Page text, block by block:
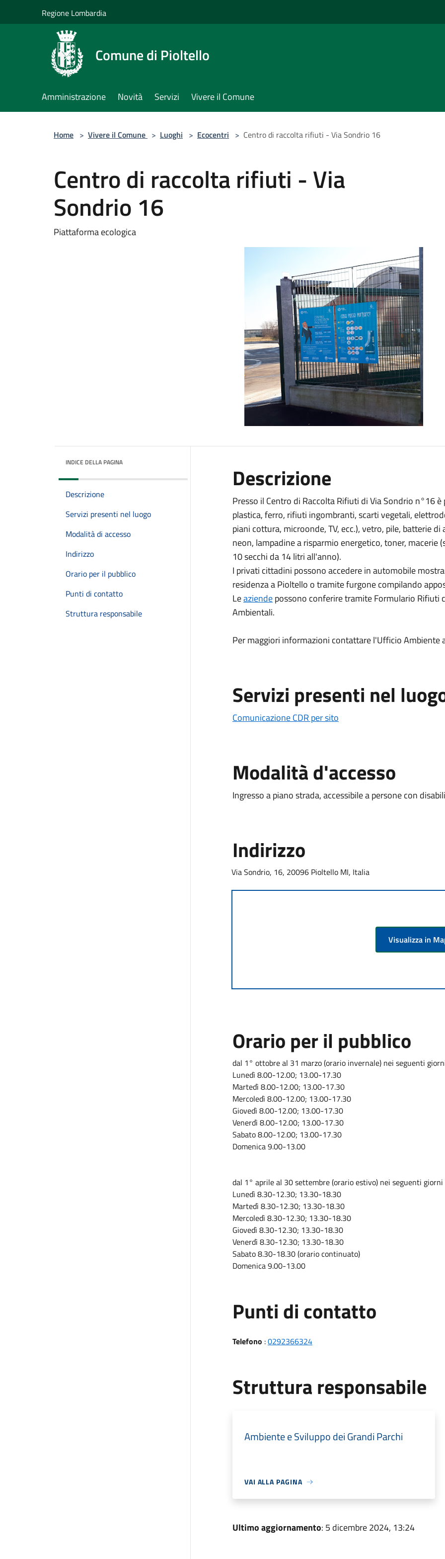
Regione Lombardia
Comune di Pioltello
Amministrazione Novità Servizi Vivere il Comune
Home > Vivere il Comune > Luoghi > Ecocentri > Centro di raccolta rifiuti - Via Sondrio 16
Centro di raccolta rifiuti - Via
Sondrio 16
Piattaforma ecologica
INDICE DELLA PAGINA
Descrizione
Servizi presenti nel luogo
Modalità di accesso
Indirizzo
Orario per il pubblico
Punti di contatto
Struttura responsabile
Descrizione
Presso il Centro di Raccolta Rifiuti di Via Sondrio n°16
plastica, ferro, rifiuti ingombranti, scarti vegetali,
piani cottura, microonde, TV, ecc.), vetro, pile, batterie
neon, lampadine a risparmio energetico, toner, macerie
10 secchi da 14 litri all'anno).
I privati cittadini possono accedere in automobile
residenza a Pioltello o tramite furgone compilando
Leaziendepossono conferire tramite Formulario Rifiuti
Ambientali.
Per maggiori informazioni contattare l'Ufficio Ambiente
Servizi presenti nel
Comunicazione CDR per sito
Modalità d'accesso
Ingresso a piano strada, accessibile a persone con
Indirizzo
Via Sondrio, 16, 20096 Pioltello MI, Italia
Visualizza in
Orario per il pubblico
dal 1° ottobre al 31 marzo (orario invernale) nei seguenti
Lunedì 8.00-12.00; 13.00-17.30
Martedì 8.00-12.00; 13.00-17.30
Mercoledì 8.00-12.00; 13.00-17.30
Giovedì 8.00-12.00; 13.00-17.30
Venerdì 8.00-12.00; 13.00-17.30
Sabato 8.00-12.00; 13.00-17.30
Domenica 9.00-13.00
dal 1° aprile al 30 settembre (orario estivo) nei seguenti giorni
Lunedì 8.30-12.30; 13.30-18.30
Martedì 8.30-12.30; 13.30-18.30
Mercoledì 8.30-12.30; 13.30-18.30
Giovedì 8.30-12.30; 13.30-18.30
Venerdì 8.30-12.30; 13.30-18.30
Sabato 8.30-18.30 (orario continuato)
Domenica 9.00-13.00
Punti di contatto
Telefono :0292366324
Struttura responsabile
Ambiente e Sviluppo dei Grandi Parchi
VAI ALLA PAGINA
Ultimo aggiornamento: 5 dicembre 2024, 13:24